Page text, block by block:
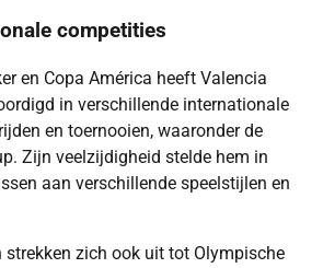
competities
en Copa América heeft Valencia
in verschillende internationale
en toernooien, waaronder de
Zijn veelzijdigheid stelde hem in
aan verschillende speelstijlen en
strekken zich ook uit tot Olympische